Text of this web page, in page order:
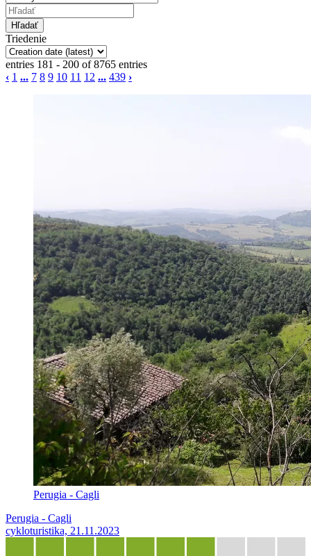
Triedenie
entries 181 - 200 of 8765 entries
‹ 1 ... 7 8 9 10 11 12 ... 439 ›
Perugia - Cagli
Perugia - Cagli
cykloturistika, 21.11.2023